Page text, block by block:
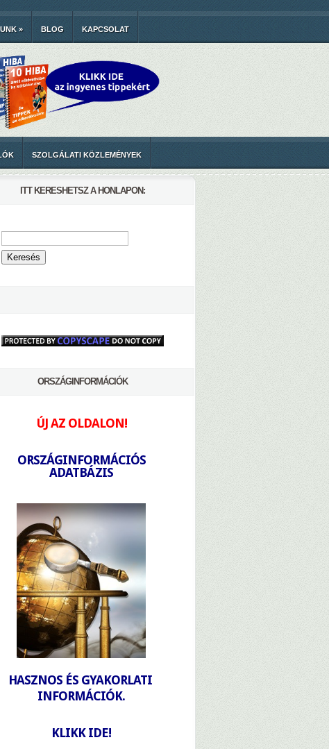
» BLOG KAPCSOLAT
SZOLGÁLATI KÖZLEMÉNYEK
ITT KERESHETSZ A HONLAPON:
ORSZÁGINFORMÁCIÓK
ÚJ AZ OLDALON!
ORSZÁGINFORMÁCIÓS
ADATBÁZIS
HASZNOS ÉS GYAKORLATI
INFORMÁCIÓK.
KLIKK IDE!